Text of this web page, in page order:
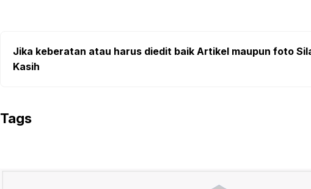
Jika keberatan atau harus diedit baik Artikel maupun foto
Kasih
Tags